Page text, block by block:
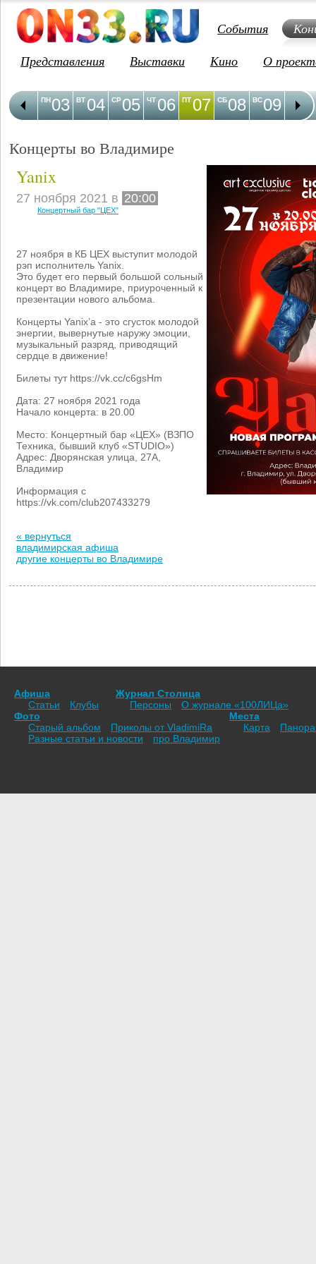
События
Представления
Выставки Кино О
03
ПН 04
ВТ 05
СР 06
ЧТ 07
ПТ 08
СБ 09
ВС 10
ПН
Концерты во Владимире
Yanix
27 ноября 2021 в 20:00
Концертный бар "ЦЕХ"
27 ноября в КБ ЦЕХ выступит молодой
рэп исполнитель Yanix.
Это будет его первый большой сольный
концерт во Владимире, приуроченный к
презентации нового альбома.
Концерты Yanix’a - это сгусток молодой
энергии, вывернутые наружу эмоции,
музыкальный разряд, приводящий
сердце в движение!
Билеты тут https://vk.cc/c6gsHm
Дата: 27 ноября 2021 года
Начало концерта: в 20.00
Место: Концертный бар «ЦЕХ» (ВЗПО
Техника, бывший клуб «STUDIO»)
Адрес: Дворянская улица, 27А,
Владимир
Информация с
https://vk.com/club207433279
« вернуться
владимирская афиша
другие концерты во Владимире
Афиша
Статьи
Клубы
Журнал Столица
Персоны
О журнале «100ЛИЦа»
Фото
Старый альбом
Приколы от VladimiRа
Места
Карта
Разные статьи и новости
про Владимир